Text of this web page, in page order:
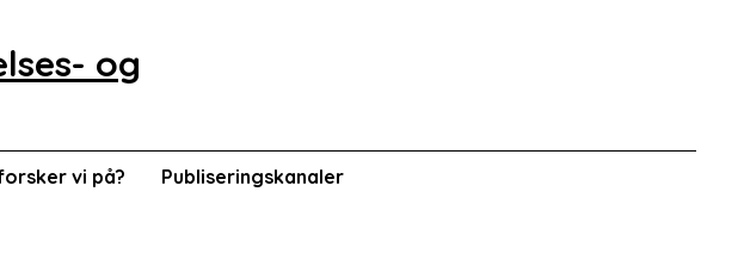
og
vi på? Publiseringskanaler